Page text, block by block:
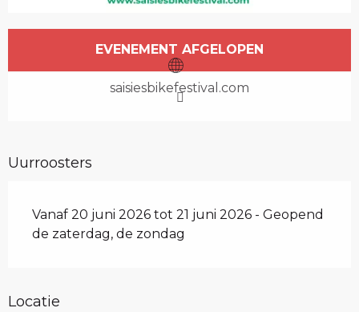
Openingstijden en contactgegevens
EVENEMENT AFGELOPEN
saisiesbikefestival.com
Uurroosters
Vanaf 20 juni 2026 tot 21 juni 2026 - Geopend
de zaterdag, de zondag
Locatie